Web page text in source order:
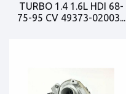
TURBO 1.4 1.6L HDI 68-
75-95 CV 49373-02003...